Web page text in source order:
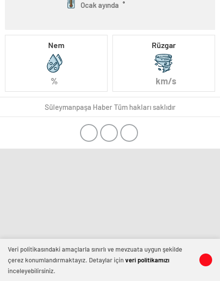
Ocak ayında ˚
Nem
%
Rüzgar
km/s
Süleymanpaşa Haber Tüm hakları saklıdır
Veri politikasındaki amaçlarla sınırlı ve mevzuata uygun şekilde
çerez konumlandırmaktayız. Detaylar içinveri politikamızı
inceleyebilirsiniz.